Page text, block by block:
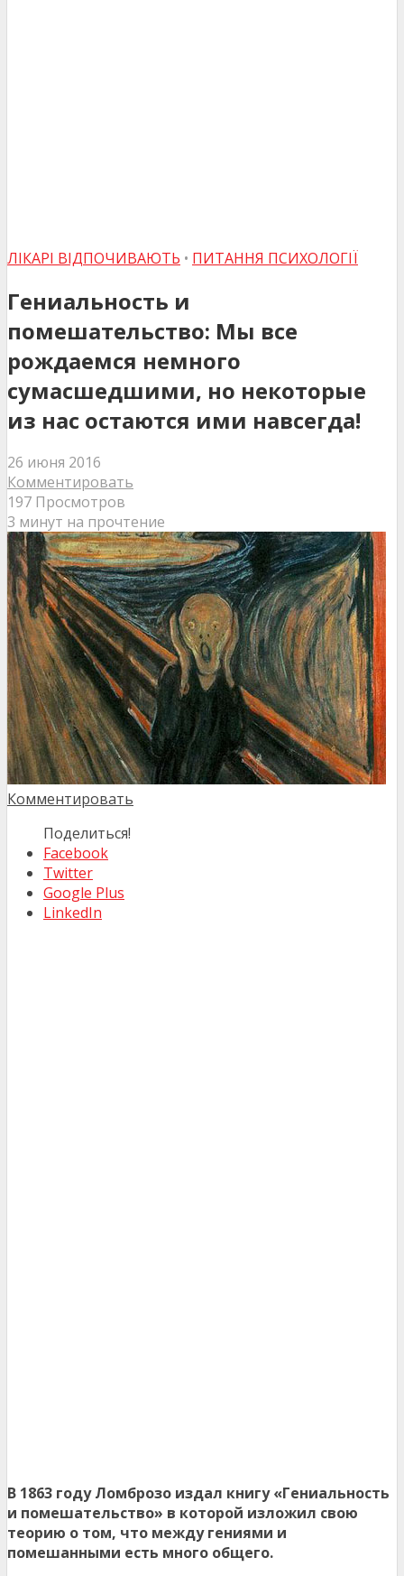
ЛІКАРІ ВІДПОЧИВАЮТЬ • ПИТАННЯ ПСИХОЛОГІЇ
Гениальность и
помешательство: Мы все
рождаемся немного
сумасшедшими, но некоторые
из нас остаются ими навсегда!
26 июня 2016
Комментировать
197 Просмотров
3 минут на прочтение
Комментировать
Поделиться!
Facebook
Twitter
Google Plus
LinkedIn
В 1863 году Ломброзо издал книгу «Гениальность
и помешательство» в которой изложил свою
теорию о том, что между гениями и
помешанными есть много общего.